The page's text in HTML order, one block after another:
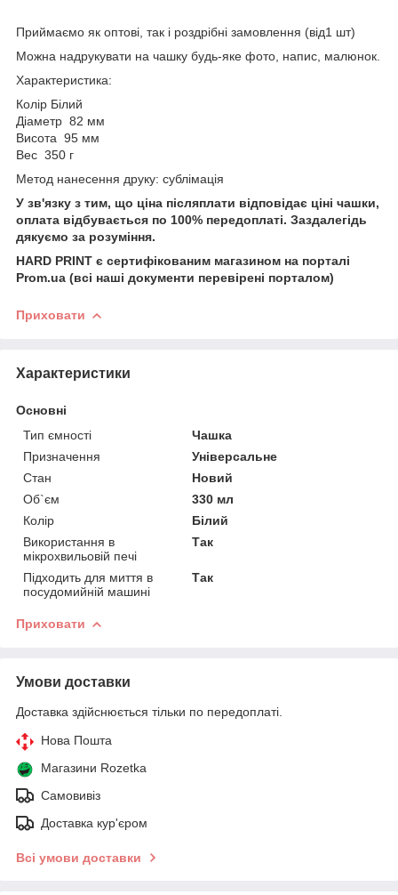
Приймаємо як оптові, так і роздрібні замовлення (від1 шт)
Можна надрукувати на чашку будь-яке фото, напис, малюнок.
Характеристика:
Колір Білий
Діаметр 82 мм
Висота 95 мм
Вес 350 г
Метод нанесення друку: сублімація
У зв'язку з тим, що ціна післяплати відповідає ціні чашки,
оплата відбувається по 100% передоплаті. Заздалегідь
дякуємо за розуміння.
HARD PRINT є сертифікованим магазином на порталі
Prom.ua (всі наші документи перевірені порталом)
Приховати
Характеристики
Основні
Тип ємності
Чашка
Призначення
Універсальне
Стан
Новий
Об`єм
330 мл
Колір
Білий
Використання в
мікрохвильовій печі
Так
Підходить для миття в
посудомийній машині
Так
Приховати
Умови доставки
Доставка здійснюється тільки по передоплаті.
Нова Пошта
Магазини Rozetka
Самовивіз
Доставка кур'єром
Всі умови доставки